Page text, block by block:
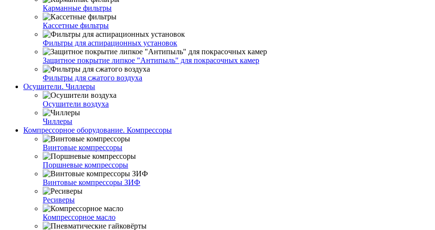
Карманные фильтры
Кассетные фильтры
Фильтры для аспирационных установок
Защитное покрытие липкое "Антипыль" для покрасочных камер
Фильтры для сжатого воздуха
Осушители. Чиллеры
Осушители воздуха
Чиллеры
Компрессорное оборудование. Компрессоры
Винтовые компрессоры
Поршневые компрессоры
Винтовые компрессоры ЗИФ
Ресиверы
Компрессорное масло